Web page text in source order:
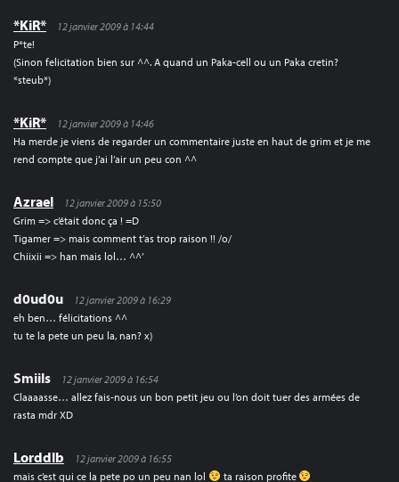
*KiR*
12 janvier 2009 à 14:44
P*te!
(Sinon felicitation bien sur ^^. A quand un Paka-cell ou un Paka cretin?
*steub*)
*KiR*
12 janvier 2009 à 14:46
Ha merde je viens de regarder un commentaire juste en haut de grim et je me
rend compte que j’ai l’air un peu con ^^
Azrael
12 janvier 2009 à 15:50
Grim => c’était donc ça ! =D
Tigamer => mais comment t’as trop raison !! /o/
Chiixii => han mais lol… ^^’
d0ud0u
12 janvier 2009 à 16:29
eh ben… félicitations ^^
tu te la pete un peu la, nan? x)
Smiils
12 janvier 2009 à 16:54
Claaaasse… allez fais-nous un bon petit jeu ou l’on doit tuer des armées de
rasta mdr XD
Lorddlb
12 janvier 2009 à 16:55
mais c’est qui ce la pete po un peu nan lol
ta raison profite